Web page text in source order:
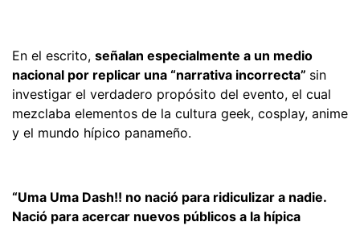
En el escrito, señalan especialmente a un medio
nacional por replicar una “narrativa incorrecta” sin
investigar el verdadero propósito del evento, el cual
mezclaba elementos de la cultura geek, cosplay, anime
y el mundo hípico panameño.
“Uma Uma Dash!! no nació para ridiculizar a nadie.
Nació para acercar nuevos públicos a la hípica